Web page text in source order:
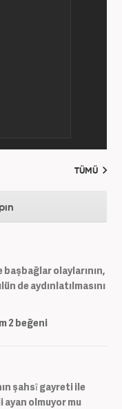
TÜMÜ
başbağlar olaylarının,
de aydınlatılmasını
2beğeni
şahsî gayreti ile
ayan olmuyor mu